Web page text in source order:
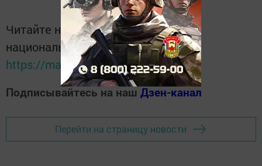
Читайте новости Татарстана в
национальном мессенджере MАХ:
https://max.ru/tatmedia
Подписывайтесь на наш Дзен-канал
Перейти на страницу новости